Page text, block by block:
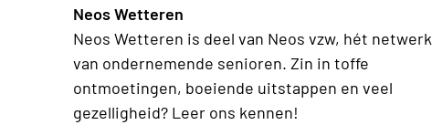
Neos Wetteren
Neos Wetteren is deel van Neos vzw, hét netwerk
van ondernemende senioren. Zin in toffe
ontmoetingen, boeiende uitstappen en veel
gezelligheid? Leer ons kennen!